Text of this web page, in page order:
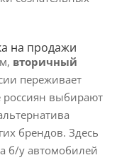
на продажи
вторичный
переживает
выбирают
брендов. Здесь
б/у автомобилей